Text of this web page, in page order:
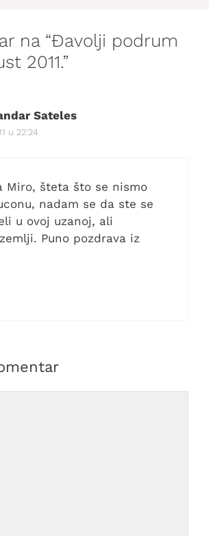
na “Đavolji podrum
2011.”
Sateles
u 22:24
Miro, šteta što se nismo
nadam se da ste se
u ovoj uzanoj, ali
Puno pozdrava iz